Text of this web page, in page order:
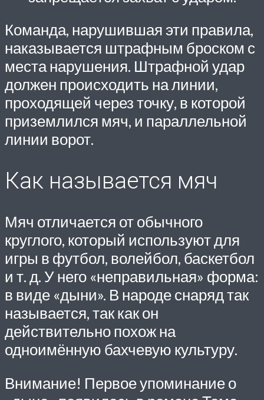
Команда, нарушившая эти правила,
наказывается штрафным броском с
места нарушения. Штрафной удар
должен происходить на линии,
проходящей через точку, в которой
приземлился мяч, и параллельной
линии ворот.
Как называется мяч
Мяч отличается от обычного
круглого, который используют для
игры в футбол, волейбол, баскетбол
и т. д. У него «неправильная» форма:
в виде «дыни». В народе снаряд так
называется, так как он
действительно похож на
одноимённую бахчевую культуру.
Внимание! Первое упоминание о